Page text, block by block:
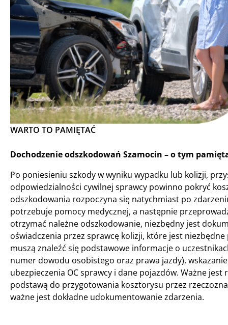
WARTO TO PAMIĘTAĆ
Dochodzenie odszkodowań Szamocin – o tym
Po poniesieniu szkody w wyniku wypadku lub kolizji,
odpowiedzialności cywilnej sprawcy powinno pokryć
odszkodowania rozpoczyna się natychmiast po
potrzebuje pomocy medycznej, a następnie
otrzymać należne odszkodowanie, niezbędny jest
oświadczenia przez sprawcę kolizji, które jest
muszą znaleźć się podstawowe informacje o
numer dowodu osobistego oraz prawa jazdy),
ubezpieczenia OC sprawcy i dane pojazdów. Ważne
podstawą do przygotowania kosztorysu przez
ważne jest dokładne udokumentowanie zdarzenia.